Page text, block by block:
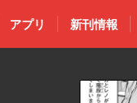
アプリ 新刊情報